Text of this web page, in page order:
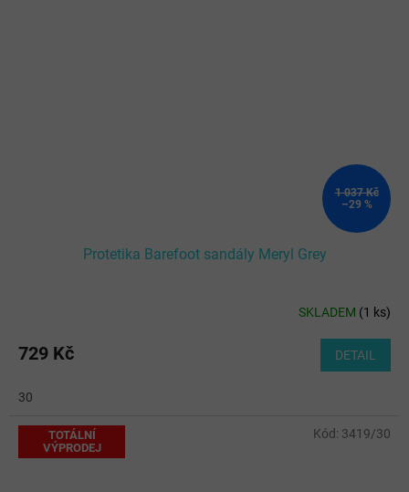
1 037 Kč
–29 %
Protetika Barefoot sandály Meryl Grey
SKLADEM (1 ks)
729 Kč DETAIL
30
TOTÁLNÍ
VÝPRODEJ
Kód: 3419/30